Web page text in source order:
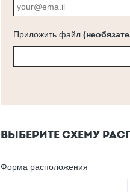
Приложить файл
ВЫБЕРИТЕ СХЕМУ
Форма расположения